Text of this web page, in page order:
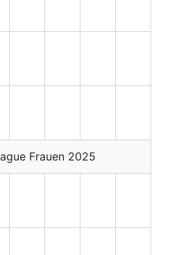
Frauen 2025